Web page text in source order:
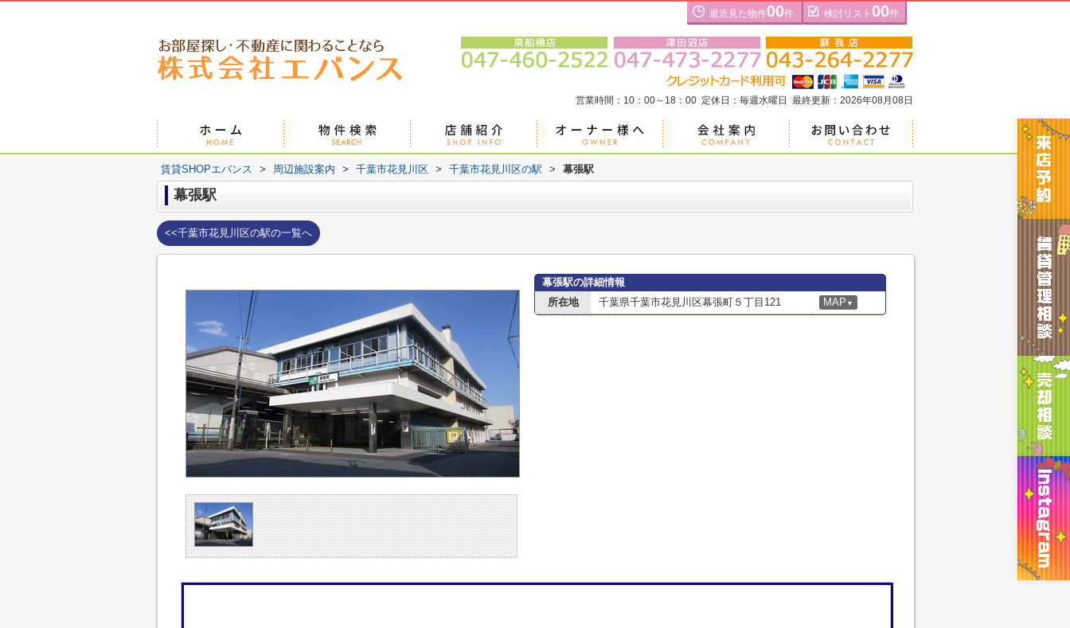
最近見た物件00件 検討リスト 00件
営業時間：10：00～18：00 定休日：毎週水曜日 最終更新：2026年08月08日
賃貸SHOPエバンス > 周辺施設案内 > 千葉市花見川区 > 千葉市花見川区の駅 > 幕張駅
幕張駅
<<千葉市花見川区の駅の一覧へ
幕張駅の詳細情報
所在地
千葉県千葉市花見川区幕張町５丁目121 MAP ▼